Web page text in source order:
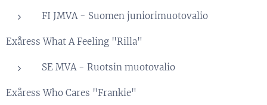
FI JMVA - Suomen juniorimuotovalio
Exåress What A Feeling "Rilla"
SE MVA - Ruotsin muotovalio
Exåress Who Cares "Frankie"